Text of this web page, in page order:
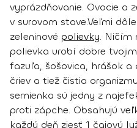
vyprázdňovanie. Ovocie a
v surovom stave.Veľmi
zeleninové polievky. Ničím
polievka urobí dobre
fazuľa, šošovica, hrášok
čriev a tiež čistia
semienka sú jedny z
proti zápche. Obsahujú
každý deň zjesť 1 čajovú